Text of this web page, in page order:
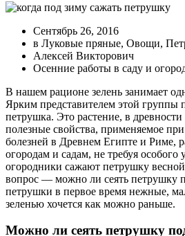
Сентябрь 26, 2016
в Луковые пряные, Овощи,
Алексей Викторович
Осенние работы в саду и
В нашем рационе зелень занимает
Ярким представителем этой группы
петрушка. Это растение, в древности
полезные свойства, применяемое
болезней в Древнем Египте и Риме,
огородам и садам, не требуя особого
огородники сажают петрушку
вопрос — можно ли сеять петрушку
петрушки в первое время нежные,
зеленью хочется как можно раньше.
Можно ли сеять петрушку